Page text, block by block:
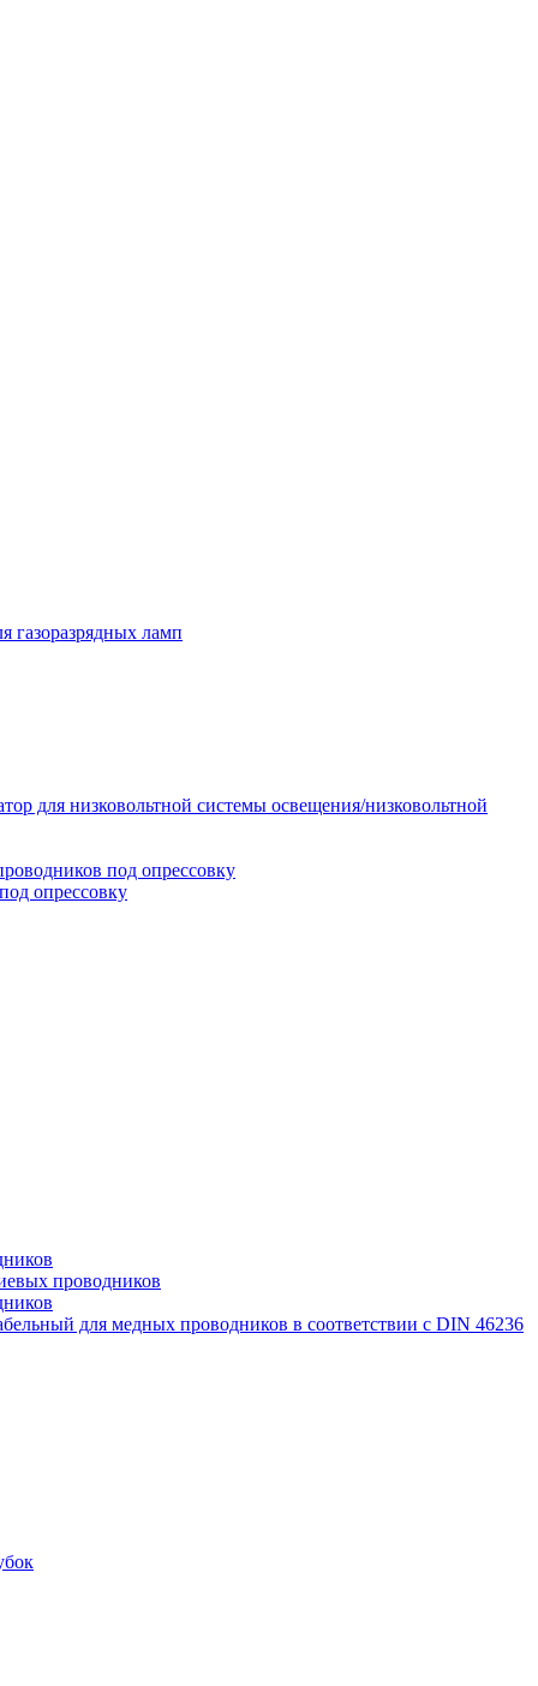
газоразрядных ламп
для низковольтной системы освещения/низковольтной
под опрессовку
опрессовку
проводников
для медных проводников в соответствии с DIN 46236